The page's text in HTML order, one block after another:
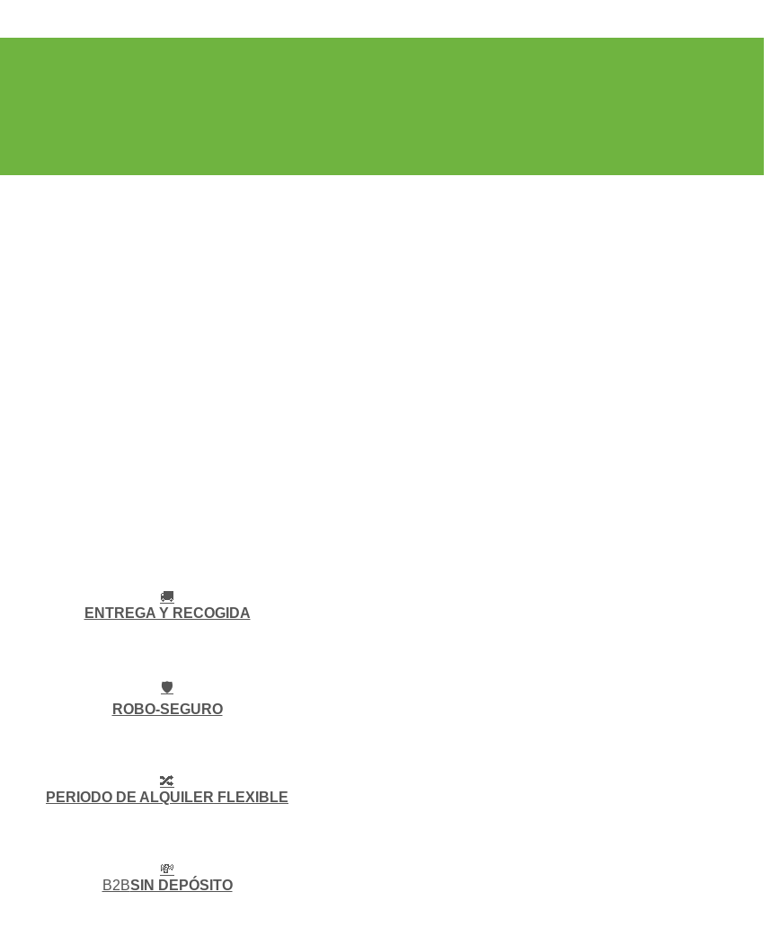
🚚
ENTREGA Y RECOGIDA
🛡️
ROBO-SEGURO
🔀
PERIODO DE ALQUILER FLEXIBLE
💸
B2BSIN DEPÓSITO